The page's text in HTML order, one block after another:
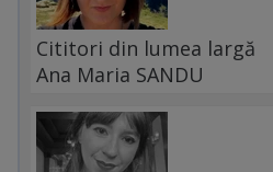
Cititori din lumea largă
Ana Maria SANDU